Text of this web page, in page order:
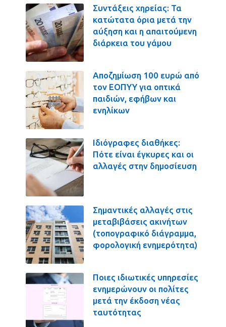
Συντάξεις χηρείας: Τα
κατώτατα όρια μετά την
αύξηση και η απαιτούμενη
διάρκεια του γάμου
Αποζημίωση 100 ευρώ από
τον ΕΟΠΥΥ για οπτικά
παιδιών, εφήβων και
ενηλίκων
Ιδιόγραφες διαθήκες:
Πότε είναι έγκυρες και οι
αλλαγές στην δημοσίευση
Σημαντικές αλλαγές στις
μεταβιβάσεις ακινήτων
(τοπογραφικό διάγραμμα,
φορολογική ενημερότητα)
Ποιες ιδιωτικές υπηρεσίες
ενημερώνουν οι πολίτες
μετά την έκδοση νέας
ταυτότητας